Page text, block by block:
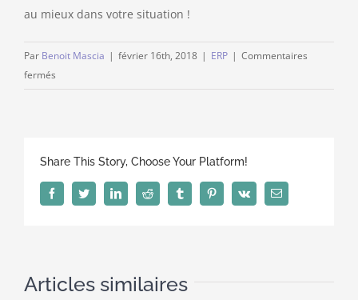
au mieux dans votre situation !
Par Benoit Mascia | février 16th, 2018 | ERP | Commentaires
fermés
bancaires
travers
de
Share This Story, Choose Your Platform!
FacebookTwitterLinkedInReddit Tumblr PinterestVk Email
Articles similaires